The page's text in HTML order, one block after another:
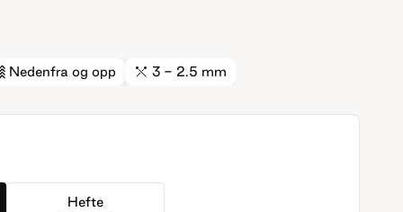
Nedenfra og opp 3 - 2.5 mm
Hefte